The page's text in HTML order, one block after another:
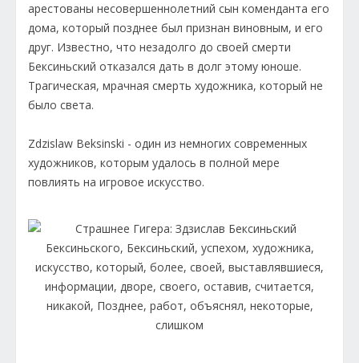
арестованы несовершеннолетний сын коменданта его
дома, который позднее был признан виновным, и его
друг. Известно, что незадолго до своей смерти
Бексиньский отказался дать в долг этому юноше.
Трагическая, мрачная смерть художника, который не
было света.
Zdzislaw Beksinski - один из немногих современных
художников, которым удалось в полной мере
повлиять на игровое искусство.